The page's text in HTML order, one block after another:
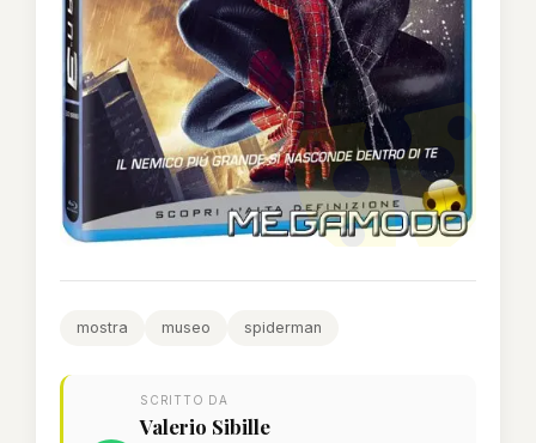
mostra museo spiderman
SCRITTO DA
Valerio Sibille